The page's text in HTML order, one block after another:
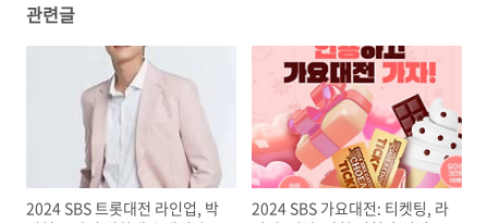
관련글
2024 SBS 트롯대전 라인업, 박
2024 SBS 가요대전: 티켓팅, 라